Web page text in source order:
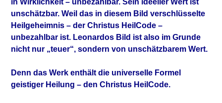
in Wirklichkeit – unbezahlbar. Sein ideeller Wert ist
unschätzbar. Weil das in diesem Bild verschlüsselte
Heilgeheimnis – der Christus HeilCode –
unbezahlbar ist. Leonardos Bild ist also im Grunde
nicht nur „teuer“, sondern von unschätzbarem Wert.
Denn das Werk enthält die universelle Formel
geistiger Heilung – den Christus HeilCode.